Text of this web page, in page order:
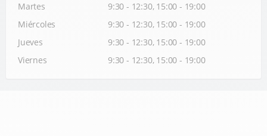
Martes
9:30 - 12:30, 15:00 - 19:00
Miércoles
9:30 - 12:30, 15:00 - 19:00
Jueves
9:30 - 12:30, 15:00 - 19:00
Viernes
9:30 - 12:30, 15:00 - 19:00